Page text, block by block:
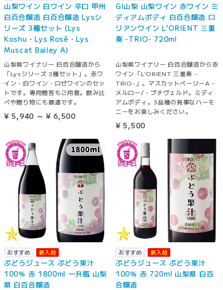
山梨ワイン 白ワイン 辛口 甲州
白百合醸造 白百合醸造 Lysシ
リーズ 3種セット (Lys
Koshu・Lys Rosē・Lys
Muscat Bailey A)
山梨県ワイナリー 白百合醸造から
「Lysシリーズ 3種セット」。赤ワ
イン・白ワイン・ロゼワインのセッ
トです。専用贈答もご用意。飲み比
べや贈り物にも最適です。
¥ 5,940 ～ ¥ 6,500
GI山梨 山梨ワイン 赤ワイン ミ
ディアムボディ 白百合醸造 ロ
リアンワイン L'ORIENT 三重
奏 -TRIO- 720ml
山梨県ワイナリー 白百合醸造から赤
ワイン「L'ORIENT 三重奏 -
TRIO-」。マスカットベーリーA・
メルロー/・プチヴェルド。ミディ
アムボディ。3品種の見事なハーモ
ニーをお楽しみください。
¥ 5,500
おすすめ 新入荷
ぶどうジュース ぶどう果汁
100％ 赤 1800ml 一升瓶 山梨
県 白百合醸造
おすすめ 新入荷
ぶどうジュース ぶどう果汁
100％ 赤 720ml 山梨県 白百
合醸造